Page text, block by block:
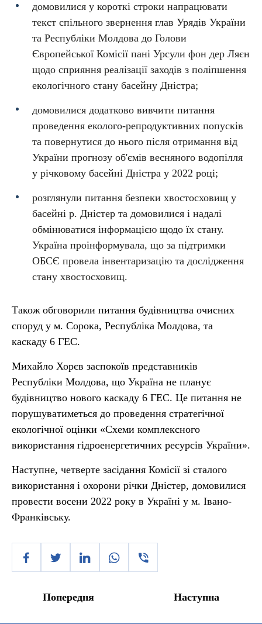
домовилися у короткі строки напрацювати
текст спільного звернення глав Урядів України
та Республіки Молдова до Голови
Європейської Комісії пані Урсули фон дер Ляєн
щодо сприяння реалізації заходів з поліпшення
екологічного стану басейну Дністра;
домовилися додатково вивчити питання
проведення еколого-репродуктивних попусків
та повернутися до нього після отримання від
України прогнозу об'ємів весняного водопілля
у річковому басейні Дністра у 2022 році;
розглянули питання безпеки хвостосховищ у
басейні р. Дністер та домовилися і надалі
обмінюватися інформацією щодо їх стану.
Україна проінформувала, що за підтримки
ОБСЄ провела інвентаризацію та дослідження
стану хвостосховищ.
Також обговорили питання будівництва очисних
споруд у м. Сорока, Республіка Молдова, та
каскаду 6 ГЕС.
Михайло Хорєв заспокоїв представників
Республіки Молдова, що Україна не планує
будівництво нового каскаду 6 ГЕС. Це питання не
порушуватиметься до проведення стратегічної
екологічної оцінки «Схеми комплексного
використання гідроенергетичних ресурсів України».
Наступне, четверте засідання Комісії зі сталого
використання і охорони річки Дністер, домовилися
провести восени 2022 року в Україні у м. Івано-
Франківську.
Попередня Наступна